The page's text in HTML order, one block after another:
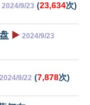
2024/9/23 (23,634次)
▶️ 2024/9/23
2024/9/22 (7,878次)